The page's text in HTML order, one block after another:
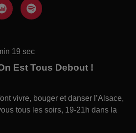
19 sec
Est Tous Debout !
vivre, bouger et danser l’Alsace,
tous les soirs, 19-21h dans la